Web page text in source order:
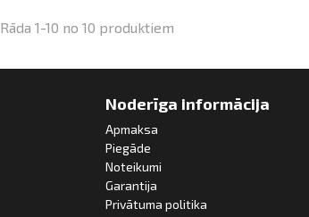
Rāda 1-10 no 10 produktiem
Noderīga informācija
Apmaksa
Piegāde
Noteikumi
Garantija
Privātuma politika